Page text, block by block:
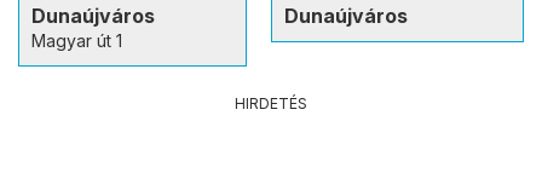
Dunaújváros
Magyar út 1
Dunaújváros
HIRDETÉS